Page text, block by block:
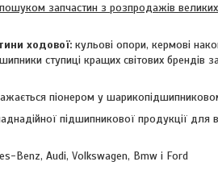
запчастин з розпродажів
ходової: кульові опори, кермові
ступиці кращих світових брендів
піонером у
підшипникової продукції для
Benz, Audi, Volkswagen, Bmw і Ford